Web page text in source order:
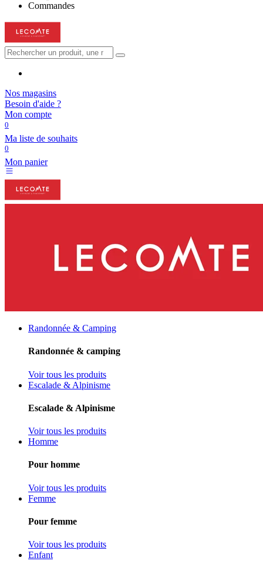
Commandes
Nos magasins
Besoin d'aide ?
Mon compte
0
Ma liste de souhaits
0
Mon panier
Randonnée & Camping
Randonnée & camping
Voir tous les produits
Escalade & Alpinisme
Escalade & Alpinisme
Voir tous les produits
Homme
Pour homme
Voir tous les produits
Femme
Pour femme
Voir tous les produits
Enfant